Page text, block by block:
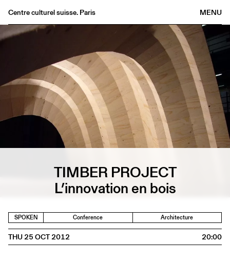
MENU
Centre culturel suisse. Paris
Agenda
Archives
Publications
FR/EN
TIMBER PROJECT
L’innovation en bois
SPOKEN Conference Architecture
THU 25 OCT 2012 20:00